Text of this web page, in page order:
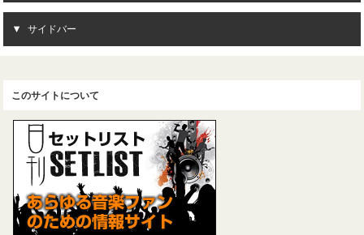
サイドバー
このサイトについて